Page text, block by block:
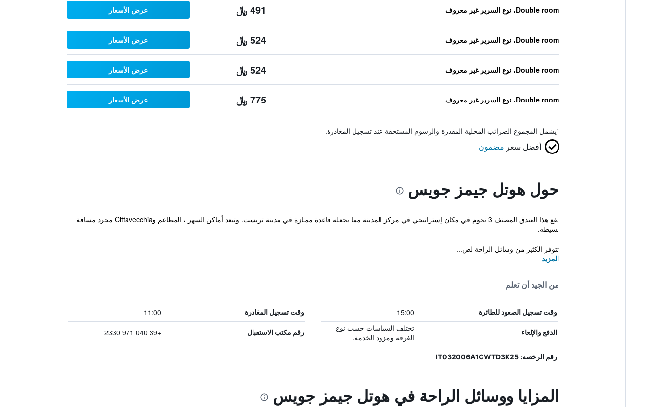
Double room، نوع السرير غير معروف 491 ﷼ عرض الأسعار
Double room، نوع السرير غير معروف 524 ﷼ عرض الأسعار
Double room، نوع السرير غير معروف 524 ﷼ عرض الأسعار
Double room، نوع السرير غير معروف 775 ﷼ عرض الأسعار
*يشمل المجموع الضرائب المحلية المقدرة والرسوم المستحقة عند تسجيل المغادرة.
أفضل سعر مضمون
حول هوتل جيمز جويس
يقع هذا الفندق المصنف 3 نجوم في مكان إستراتيجي في مركز المدينة مما يجعله قاعدة ممتازة في مدينة تريست. وتبعد أماكن السهر ، المطاعم وCittavecchia مجرد مسافة
بسيطة.
تتوفر الكثير من وسائل الراحة لض...
المزيد
من الجيد أن تعلم
وقت تسجيل الصعود للطائرة 15:00 وقت تسجيل المغادرة 11:00
الدفع والإلغاء
تختلف السياسات حسب نوع
الغرفة ومزود الخدمة.
رقم مكتب الاستقبال +39 040 971 2330
رقم الرخصة: IT032006A1CWTD3K25
المزايا ووسائل الراحة في هوتل جيمز جويس